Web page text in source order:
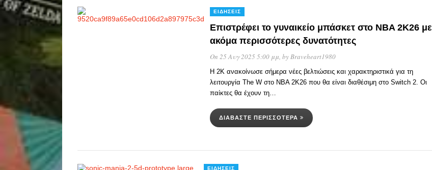
ΕΙΔΉΣΕΙΣ
Επιστρέφει το γυναικείο μπάσκετ στο NBA 2K26 με
ακόμα περισσότερες δυνατότητες
On 25 Αυγ 2025 5:00 μμ, byBraveheart1980
Η 2K ανακοίνωσε σήμερα νέες βελτιώσεις και χαρακτηριστικά για τη
λειτουργία The W στο NBA 2K26 που θα είναι διαθέσιμη στο Switch 2. Οι
παίκτες θα έχουν τη…
ΔΙΑΒΆΣΤΕ ΠΕΡΙΣΣΌΤΕΡΑ
ΕΙΔΉΣΕΙΣ